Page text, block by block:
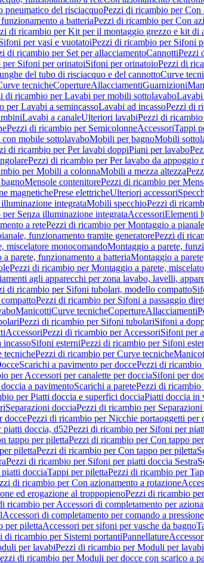
pneumatico del risciacquoPezzi di ricambio per Con
a batteriaPezzi di ricambio per Con
di ricambio per Kit per il montaggio grezzo e kit di
per vasi e vuotatoiPezzi di ricambio per Sifoni
di ricambio per Set per allacciamentoCannottiPezzi
Sifoni per orinatoiSifoni per orinatoioPezzi di
del tubo di risciacquo e del cannottoCurve
tecnicheCopertureAllacciamentiGuarnizioni
di ricambio per Lavabi per mobili sottolavaboLavabi
per Lavabi a semincassoLavabi ad incassoPezzi di
Lavabi a canaleUlteriori lavabiPezzi di
Pezzi di ricambio per SemicolonneAccessoriTappi
mobile sottolavaboMobili per bagnoMobili
di ricambio per Per lavabi doppiPiani per lavabo
Pezzi di ricambio per Per lavabo da appoggio
per Mobili a colonnaMobili a mezza altezza
Mensole contenitorePezzi di ricambio per
magnetichePrese elettricheUlteriori accessori
illuminazione integrataMobili specchioPezzi di
Senza illuminazione integrataAccessoriElementi
a retePezzi di ricambio per Montaggio a
funzionamento tramite generatorePezzi di
miscelatore monocomandoMontaggio a parete,
parete, funzionamento a batteriaMontaggio a
Pezzi di ricambio per Montaggio a parete,
agli apparecchi per zona lavabo, lavelli,
di ricambio per Sifoni tubolari, modello compatto
Pezzi di ricambio per Sifoni a passaggio
ManicottiCurve tecnicheCopertureAllacciamenti
Pezzi di ricambio per Sifoni tubolariSifoni a
AccessoriPezzi di ricambio per AccessoriSifoni per
incassoSifoni esterniPezzi di ricambio per Sifoni
tecnichePezzi di ricambio per Curve tecniche
Scarichi a pavimento per doccePezzi di ricambio
per Accessori per canalette per docciaSifoni per
a pavimentoScarichi a paretePezzi di ricambio
per Piatti doccia e superfici docciaPiatti doccia in
Separazioni docciaPezzi di ricambio per Separazioni
doccePezzi di ricambio per Nicchie portaoggetti per
piatti doccia, d52Pezzi di ricambio per Sifoni per
tappo per pilettaPezzi di ricambio per Con tappo
pilettaPezzi di ricambio per Con tappo per piletta
Pezzi di ricambio per Sifoni per piatti doccia Sestra
docciaTappi per pilettaPezzi di ricambio per
di ricambio per Con azionamento a rotazione
ed erogazione al troppopienoPezzi di ricambio
ricambio per Accessori di completamento per
Accessori di completamento per comando a
per pilettaAccessori per sifoni per vasche da bagno
di ricambio per Sistemi portantiPannellature
per lavabiPezzi di ricambio per Moduli per lavabi
di ricambio per Moduli per docce con scarico a